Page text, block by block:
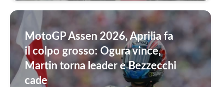
MotoGP Assen 2026, Aprilia fa
il colpo grosso: Ogura vince,
Martin torna leader e Bezzecchi
cade